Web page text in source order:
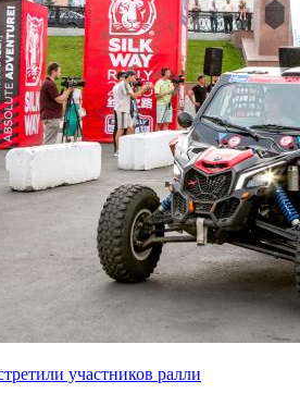
участников ралли